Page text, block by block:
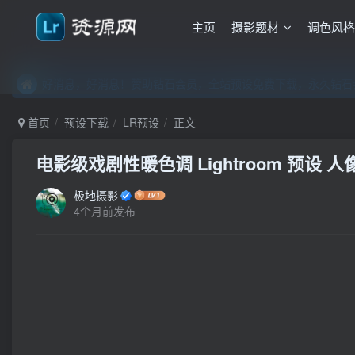
主页 摄影题材 调色风格
好消息，好消息！赞助钻石会员，全站预设免费下载，永久
首页 预设下载 LR预设 正文
电影级戏剧性暖色调 Lightroom 预设 人
极地摄影
4个月前发布